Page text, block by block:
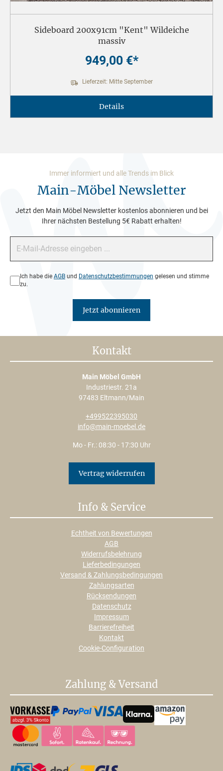
Sideboard 200x91cm "Kent" Wildeiche
massiv
949,00 €*
Lieferzeit: Mitte September
Details
Immer informiert und alle Trends im Blick
Main-Möbel Newsletter
Jetzt den Main Möbel Newsletter kostenlos abonnieren und bei
Ihrer nächsten Bestellung 5€ Rabatt erhalten!
Datenschutz*
Ich habe die AGB und Datenschutzbestimmungen gelesen und stimme
zu.
Jetzt abonnieren
Kontakt
Main Möbel GmbH
Industriestr. 21a
97483 Eltmann/Main
+499522395030
info@main-moebel.de
Mo - Fr.: 08:30 - 17:30 Uhr
Vertrag widerrufen
Info & Service
Echtheit von Bewertungen
AGB
Widerrufsbelehrung
Lieferbedingungen
Versand & Zahlungsbedingungen
Zahlungsarten
Rücksendungen
Datenschutz
Impressum
Barrierefreiheit
Kontakt
Cookie-Configuration
Zahlung & Versand